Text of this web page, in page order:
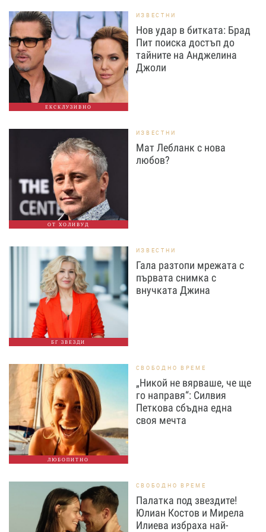
ЕКСКЛУЗИВНО
ИЗВЕСТНИ
Нов удар в битката: Брад
Пит поиска достъп до
тайните на Анджелина
Джоли
ОТ ХОЛИВУД
ИЗВЕСТНИ
Мат Лебланк с нова
любов?
БГ ЗВЕЗДИ
ИЗВЕСТНИ
Гала разтопи мрежата с
първата снимка с
внучката Джина
ЛЮБОПИТНО
СВОБОДНО ВРЕМЕ
„Никой не вярваше, че ще
го направя“: Силвия
Петкова сбъдна една
своя мечта
СВОБОДНО ВРЕМЕ
Палатка под звездите!
Юлиан Костов и Мирела
Илиева избраха най-